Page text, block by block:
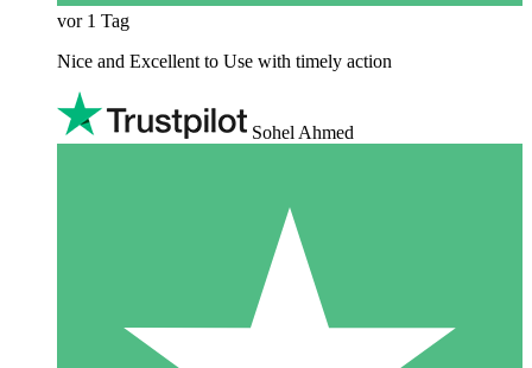
vor 1 Tag
Nice and Excellent to Use with timely action
Sohel Ahmed